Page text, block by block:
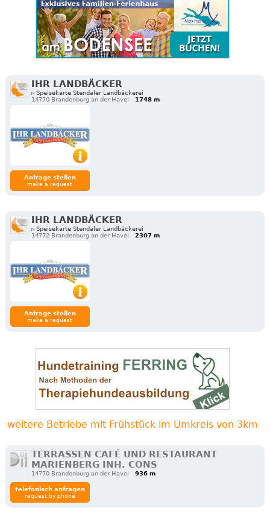
IHR LANDBÄCKER
▹ Speisekarte Stendaler Landbäckerei
14770 Brandenburg an der Havel
1748 m
Anfrage stellen
make a request
IHR LANDBÄCKER
▹ Speisekarte Stendaler Landbäckerei
14772 Brandenburg an der Havel
2307 m
Anfrage stellen
make a request
weitere Betriebe mit Frühstück im Umkreis von 3km
TERRASSEN CAFÉ UND RESTAURANT
MARIENBERG INH. CONS
14770 Brandenburg an der Havel 936 m
telefonisch anfragen
request by phone